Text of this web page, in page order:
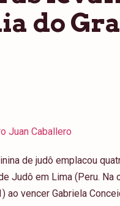
do
Juan Caballero
de judô emplacou
Judô em Lima (Peru.
vencer Gabriela